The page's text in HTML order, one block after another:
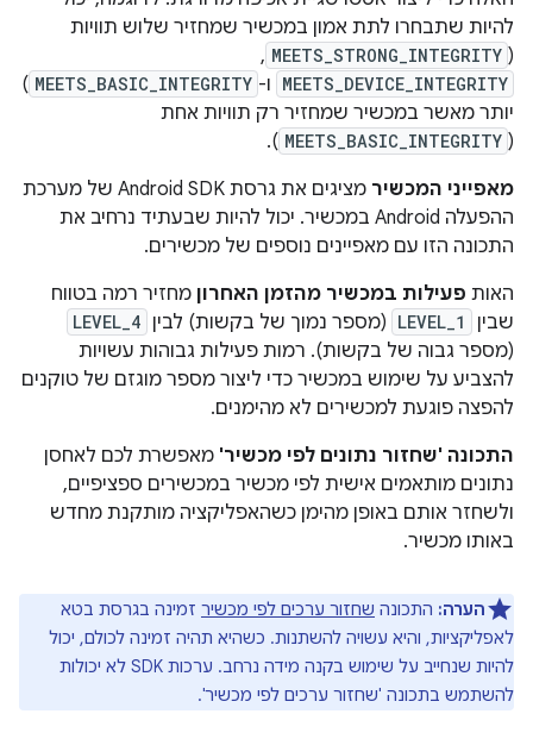
להיות שתבחרו לתת אמון במכשיר שמחזיר שלוש תוויות
(
MEETS_STRONG_INTEGRITY
,
MEETS_DEVICE_INTEGRITY ו- MEETS_BASIC_INTEGRITY
)
יותר מאשר במכשיר שמחזיר רק תוויות אחת
(
MEETS_BASIC_INTEGRITY
).
מאפייני המכשיר
מציגים את גרסת Android SDK של מערכת
ההפעלה Android במכשיר. יכול להיות שבעתיד נרחיב את
התכונה הזו עם מאפיינים נוספים של מכשירים.
האות פעילות במכשיר מהזמן האחרון מחזיר רמה בטווח
שבין
LEVEL_1 (מספר נמוך של בקשות) לבין LEVEL_4
(מספר גבוה של בקשות). רמות פעילות גבוהות עשויות
להצביע על שימוש במכשיר כדי ליצור מספר מוגזם של טוקנים
להפצה פוגעת למכשירים לא מהימנים.
התכונה 'שחזור נתונים לפי מכשיר' מאפשרת לכם לאחסן
נתונים מותאמים אישית לפי מכשיר במכשירים ספציפיים,
ולשחזר אותם באופן מהימן כשהאפליקציה מותקנת מחדש
באותו מכשיר.
הערה: התכונה שחזור ערכים לפי מכשיר זמינה בגרסת בטא
לאפליקציות, והיא עשויה להשתנות. כשהיא תהיה זמינה לכולם, יכול
להיות שנחייב על שימוש בקנה מידה נרחב. ערכות SDK לא יכולות
להשתמש בתכונה 'שחזור ערכים לפי מכשיר'.